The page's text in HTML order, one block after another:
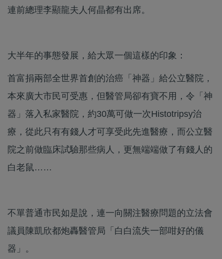
連前總理李顯龍夫人何晶都有出席。
大半年的事態發展，給大眾一個這樣的印象：
首富捐兩部全世界首創的治癌「神器」給公立醫院，
本來廣大市民可受惠，但醫管局卻有寶不用，令「神
器」落入私家醫院，約30萬可做一次Histotripsy治
療，從此只有有錢人才可享受此先進醫療，而公立醫
院之前做臨床試驗那些病人，更無端端做了有錢人的
白老鼠……
不單普通市民如是說，連一向關注醫療問題的立法會
議員陳凱欣都炮轟醫管局「白白流失一部咁好的儀
器」。